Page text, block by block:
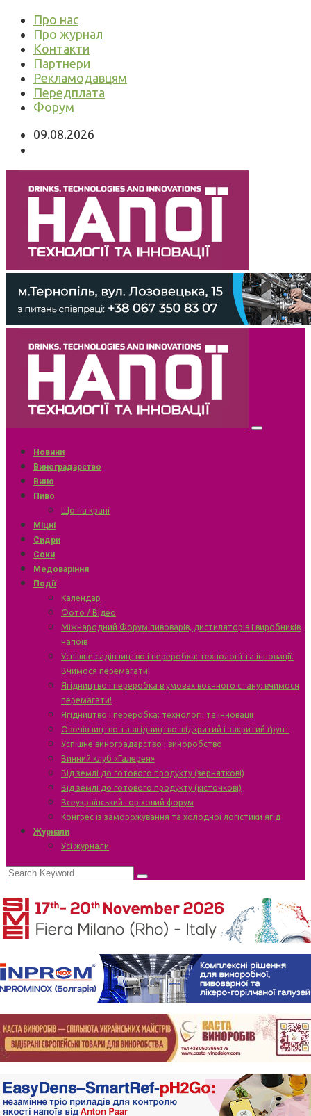
Про нас
Про журнал
Контакти
Партнери
Рекламодавцям
Передплата
Форум
09.08.2026
Новини
Виноградарство
Вино
Пиво
Що на крані
Міцні
Сидри
Соки
Медоваріння
Події
Календар
Фото / Відео
Міжнародний Форум пивоварів, дистиляторів і виробників
напоїв
Успішне садівництво і переробка: технології та інновації.
Вчимося перемагати!
Ягідництво і переробка в умовах воєнного стану: вчимося
перемагати!
Ягідництво і переробка: технології та інновації
Овочівництво та ягідництво: відкритий і закритий ґрунт
Успішне виноградарство і виноробство
Винний клуб «Галерея»
Від землі до готового продукту (зерняткові)
Від землі до готового продукту (кісточкові)
Всеукраїнський горіховий форум
Конгрес із заморожування та холодної логістики ягід
Журнали
Усі журнали